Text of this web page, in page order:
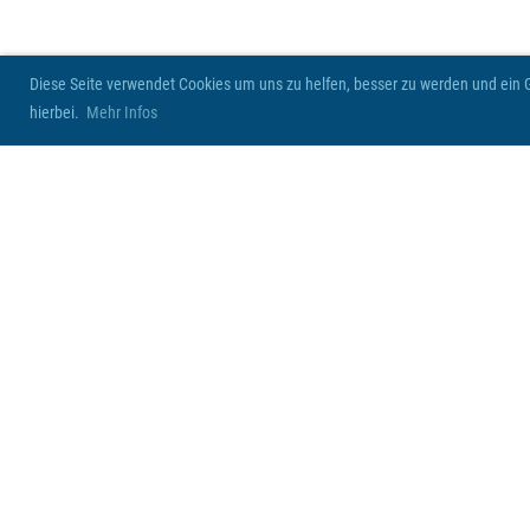
Diese Seite verwendet Cookies um uns zu helfen, besser zu werden und
hierbei. Mehr Infos